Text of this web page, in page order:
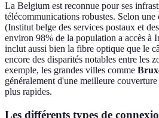
La Belgium est reconnue pour ses
télécommunications robustes. Selon une
(Institut belge des services postaux et
environ 98% de la population a accès à
inclut aussi bien la fibre optique que le
encore des disparités notables entre les
exemple, les grandes villes comme
généralement d'une meilleure
plus rapides.
Les différents types de